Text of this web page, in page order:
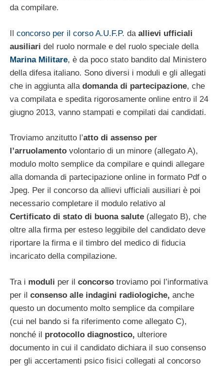
da compilare.
Il concorso per il corso A.U.F.P. da allievi ufficiali
ausiliari del ruolo normale e del ruolo speciale della
Marina Militare, è da poco stato bandito dal Ministero
della difesa italiano. Sono diversi i moduli e gli allegati
che in aggiunta alla domanda di partecipazione, che
va compilata e spedita rigorosamente online entro il 24
giugno 2013, vanno stampati e compilati dai candidati.
Troviamo anzitutto l’atto di assenso per
l’arruolamento volontario di un minore (allegato A),
modulo molto semplice da compilare e quindi allegare
alla domanda di partecipazione online in formato Pdf o
Jpeg. Per il concorso da allievi ufficiali ausiliari è poi
necessario completare il modulo relativo al
Certificato di stato di buona salute (allegato B), che
oltre alla firma per esteso leggibile del candidato deve
riportare la firma e il timbro del medico di fiducia
incaricato della compilazione.
Tra i moduli per il concorso troviamo poi l’informativa
per il consenso alle indagini radiologiche, anche
questo un documento molto semplice da compilare
(cui nel bando si fa riferimento come allegato C),
nonché il protocollo diagnostico, ulteriore
documento in cui il candidato dichiara il suo consenso
per gli accertamenti psico fisici collegati al concorso